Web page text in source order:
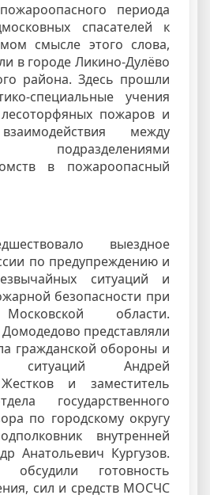
периода
спасателей к
смысле этого слова,
в городе Ликино-Дулёво
района. Здесь прошли
специальные учения
пожаров и
между
подразделениями
в пожароопасный
выездное
по предупреждению и
ситуаций и
безопасности при
области.
Домодедово представляли
гражданской обороны и
ситуаций Андрей
и заместитель
государственного
по городскому округу
внутренней
Анатольевич Кургузов.
готовность
сил и средств МОСЧС